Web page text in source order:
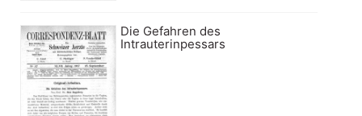
Die Gefahren des
Intrauterinpessars